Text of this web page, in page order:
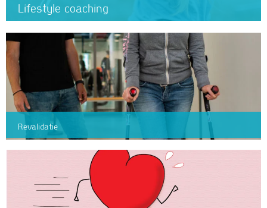
Lifestyle coaching
Revalidatie